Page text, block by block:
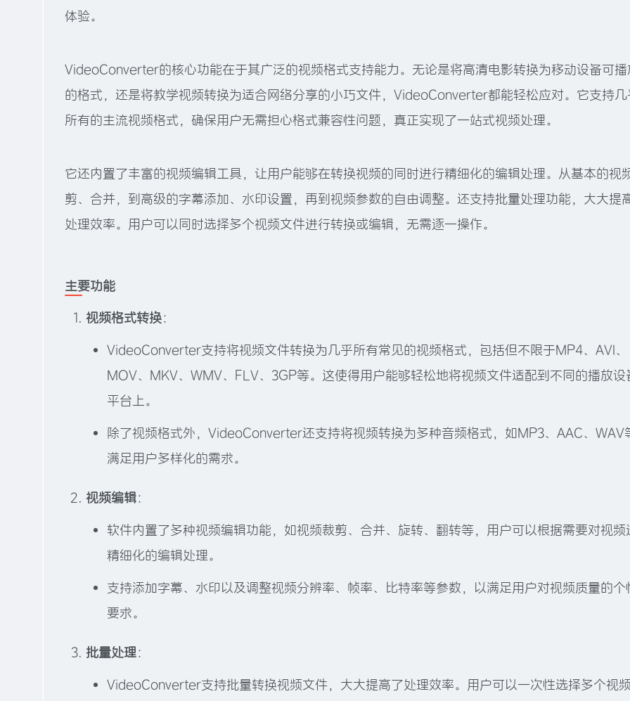
体验。
VideoConverter的核心功能在于其广泛的视频格式支持能力。无论是将高清电影转换为移动设备可播
的格式，还是将教学视频转换为适合网络分享的小巧文件，VideoConverter都能轻松应对。它支持几
所有的主流视频格式，确保用户无需担心格式兼容性问题，真正实现了一站式视频处理。
它还内置了丰富的视频编辑工具，让用户能够在转换视频的同时进行精细化的编辑处理。从基本的视
剪、合并，到高级的字幕添加、水印设置，再到视频参数的自由调整。还支持批量处理功能，大大提
处理效率。用户可以同时选择多个视频文件进行转换或编辑，无需逐一操作。
主要功能
视频格式转换：
VideoConverter支持将视频文件转换为几乎所有常见的视频格式，包括但不限于MP4、AVI、
MOV、MKV、WMV、FLV、3GP等。这使得用户能够轻松地将视频文件适配到不同的播放设
平台上。
除了视频格式外，VideoConverter还支持将视频转换为多种音频格式，如MP3、AAC、WAV
满足用户多样化的需求。
视频编辑：
软件内置了多种视频编辑功能，如视频裁剪、合并、旋转、翻转等，用户可以根据需要对视频
精细化的编辑处理。
支持添加字幕、水印以及调整视频分辨率、帧率、比特率等参数，以满足用户对视频质量的个
要求。
批量处理：
VideoConverter支持批量转换视频文件，大大提高了处理效率。用户可以一次性选择多个视